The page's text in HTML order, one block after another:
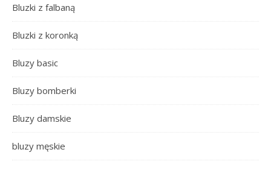
Bluzki z falbaną
Bluzki z koronką
Bluzy basic
Bluzy bomberki
Bluzy damskie
bluzy męskie